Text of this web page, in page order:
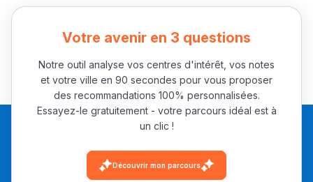
Votre avenir en 3 questions
Notre outil analyse vos centres d'intérêt, vos notes
et votre ville en 90 secondes pour vous proposer
des recommandations 100% personnalisées.
Essayez-le gratuitement - votre parcours idéal est à
un clic !
Découvrir mon parcours